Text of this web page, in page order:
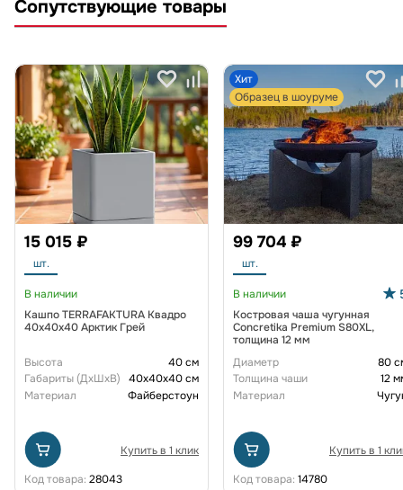
Сопутствующие товары
15 015 ₽
шт.
В наличии
Кашпо TERRAFAKTURA Квадро
40x40x40 Арктик Грей
Высота
40 см
Габариты (ДxШxВ)
40x40x40 см
Материал
Файберстоун
Купить в 1 клик
Код товара: 28043
Хит
Образец в шоуруме
99 704 ₽
шт.
В наличии
Костровая чаша чугунная
Concretika Premium S80XL,
толщина 12 мм
Диаметр
80
Толщина чаши
12
Материал
Купить в 1
Код товара: 14780